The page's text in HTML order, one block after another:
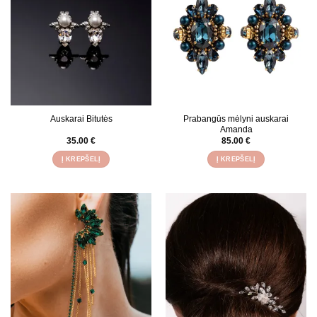
Auskarai Bitutės
35.00 €
Į KREPŠELĮ
Prabangūs mėlyni auskarai
Amanda
85.00 €
Į KREPŠELĮ